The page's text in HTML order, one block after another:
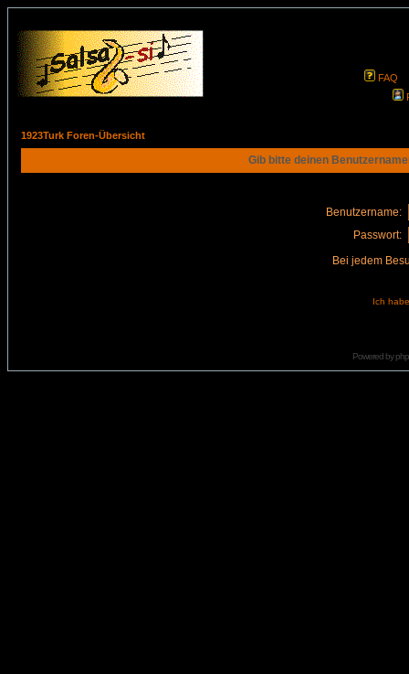
FAQ
1923Turk Foren-Übersicht
Gib bitte deinen
Benutzername:
Passwort:
Bei jedem
Ich
Powered by